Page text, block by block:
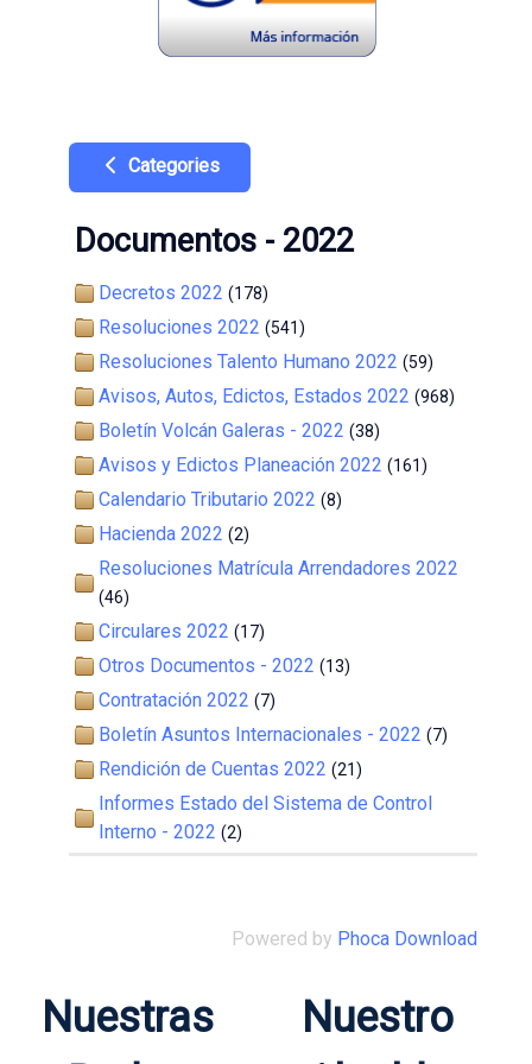
Categories
Documentos - 2022
Decretos 2022 (178)
Resoluciones 2022 (541)
Resoluciones Talento Humano 2022 (59)
Avisos, Autos, Edictos, Estados 2022 (968)
Boletín Volcán Galeras - 2022 (38)
Avisos y Edictos Planeación 2022 (161)
Calendario Tributario 2022 (8)
Hacienda 2022 (2)
Resoluciones Matrícula Arrendadores 2022
(46)
Circulares 2022 (17)
Otros Documentos - 2022 (13)
Contratación 2022 (7)
Boletín Asuntos Internacionales - 2022 (7)
Rendición de Cuentas 2022 (21)
Informes Estado del Sistema de Control
Interno - 2022 (2)
Powered by Phoca Download
Nuestras
Nuestro